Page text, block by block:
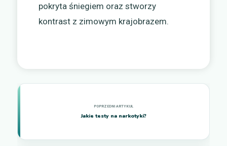
pokryta śniegiem oraz stworzy
kontrast z zimowym krajobrazem.
Jakie testy na narkotyki?